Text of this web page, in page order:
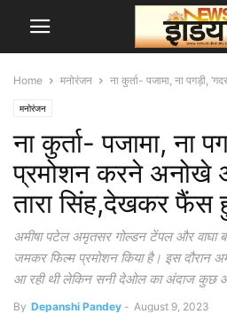
Home मनोरंजन ना कुर्ता- पजामा, ना पगड़ी,
मनोरंजन
ना कुर्ता- पजामा, ना
प्रमोशन करने अनोखे
तारा सिंह,देखकर फैंस
अमीषा पटेल अमृतसर गोल्डन टेंपल और वाघा
जमकर फिल्म प्रमोशन किया है। इस दौरान
आ रही थी लेकिन सनी देओल का अंदाज कुछ
By Depanshi Pandey - August 9, 2023